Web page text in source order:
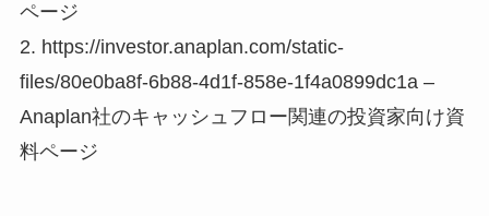
ページ
2. https://investor.anaplan.com/static-
files/80e0ba8f-6b88-4d1f-858e-1f4a0899dc1a –
Anaplan社のキャッシュフロー関連の投資家向け資
料ページ